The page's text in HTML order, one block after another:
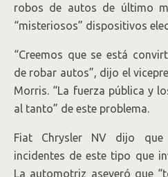
robos de autos de último
“misteriosos” dispositivos
“Creemos que se está
de robar autos”, dijo el
Morris. “La fuerza pública y
al tanto” de este problema.
Fiat Chrysler NV dijo que
incidentes de este tipo que
La automotriz aseveró que